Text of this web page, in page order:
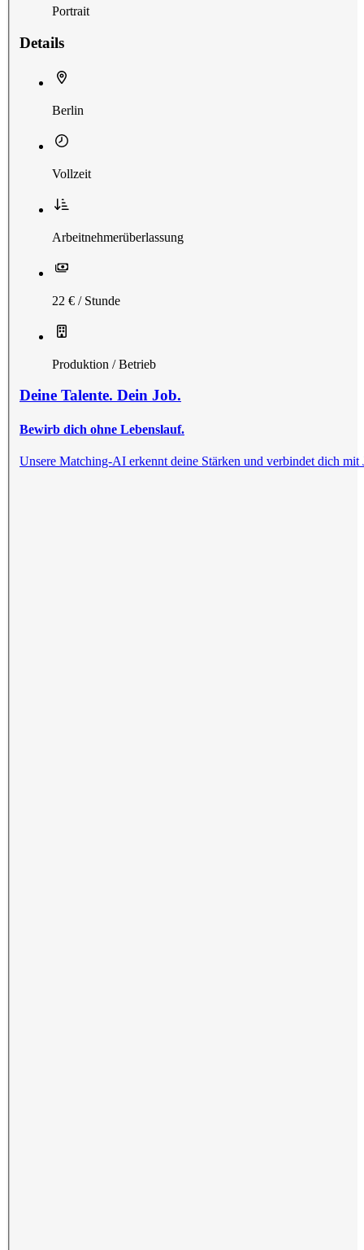
Portrait
Details
Berlin
Vollzeit
Arbeitnehmerüberlassung
22 € / Stunde
Produktion / Betrieb
Deine Talente. Dein Job.
Bewirb dich ohne Lebenslauf.
Unsere Matching-AI erkennt deine Stärken und verbindet dich